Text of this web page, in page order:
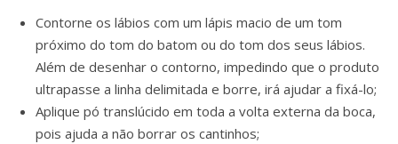
Contorne os lábios com um lápis macio de um tom
próximo do tom do batom ou do tom dos seus lábios.
Além de desenhar o contorno, impedindo que o produto
ultrapasse a linha delimitada e borre, irá ajudar a fixá-lo;
Aplique pó translúcido em toda a volta externa da boca,
pois ajuda a não borrar os cantinhos;